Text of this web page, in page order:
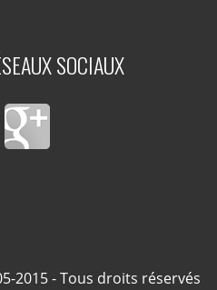
SOCIAUX
2015 - Tous droits réservés